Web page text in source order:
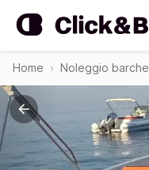
Home Noleggio barche